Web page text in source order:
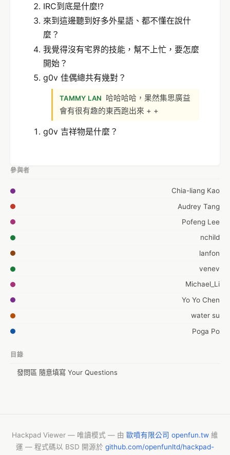
IRC到底是什麼!?
來到這邊聽到好多外星語、都不懂在說什
麼？
我覺得沒有宅界的技能，幫不上忙，要怎麼
開始？
g0v 佳偶總共有幾對？
TAMMY LAN
哈哈哈哈，果然集思廣益
會有很有趣的東西跑出來 + +
g0v 吉祥物是什麼？
參與者
Chia-liang Kao
Audrey Tang
Pofeng Lee
nchild
lanfon
venev
Michael_Li
Yo Yo Chen
water su
Poga Po
che wei liu
目錄
發問區 隨意填寫 Your Questions
Hackpad Viewer — 唯讀模式 — 由 歐噴有限公司 openfun.tw 維
運 — 程式碼以 BSD 開源於 github.com/openfunltd/hackpad-